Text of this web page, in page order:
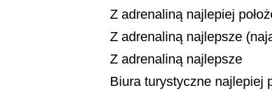
Z adrenaliną najlepiej
Z adrenaliną najlepsze
Z adrenaliną najlepsze
Biura turystyczne najlepiej